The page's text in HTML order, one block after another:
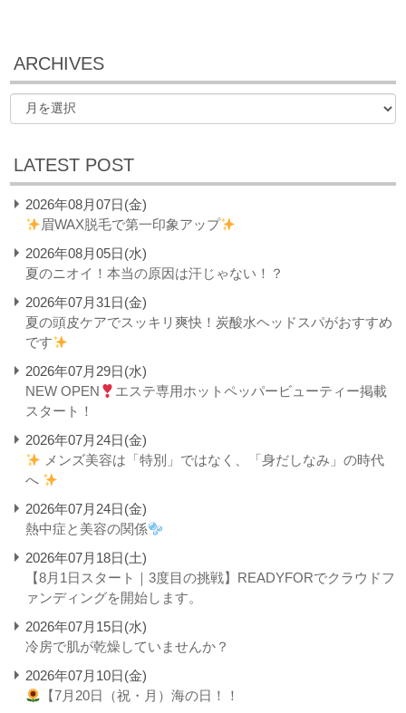
ARCHIVES
LATEST POST
2026年08月07日(金)
眉WAX脱毛で第一印象アップ
2026年08月05日(水)
夏のニオイ！本当の原因は汗じゃない！？
2026年07月31日(金)
夏の頭皮ケアでスッキリ爽快！炭酸水ヘッドスパがおすすめ
です
2026年07月29日(水)
NEW OPEN
エステ専用ホットペッパービューティー掲載
スタート！
2026年07月24日(金)
メンズ美容は「特別」ではなく、「身だしなみ」の時代
へ
2026年07月24日(金)
熱中症と美容の関係
2026年07月18日(土)
【8月1日スタート｜3度目の挑戦】READYFORでクラウドフ
ァンディングを開始します。
2026年07月15日(水)
冷房で肌が乾燥していませんか？
2026年07月10日(金)
【7月20日（祝・月）海の日！！